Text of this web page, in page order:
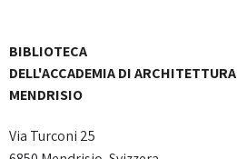
BIBLIOTECA
DELL'ACCADEMIA DI ARCHITETTURA
MENDRISIO
Via Turconi 25